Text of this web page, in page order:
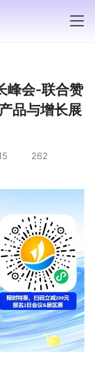
峰会-联合赞
品与增长展
262